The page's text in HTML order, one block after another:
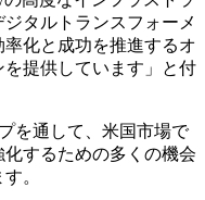
タルトランスフォーメ
化と成功を推進するオ
提供しています」と付
を通して、米国市場で
するための多くの機会
。